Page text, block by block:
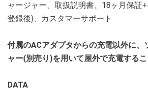
ャージャー、取扱説明書、18ヶ月保証
登録後)、カスタマーサポート
付属のACアダプタからの充電以外に、
ャー(別売り)を用いて屋外で充電するこ
DATA